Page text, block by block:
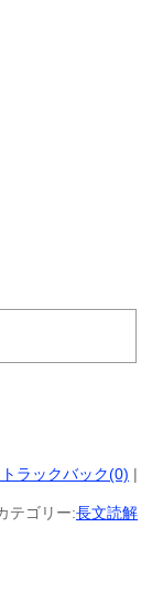
ラックバック(0) |
テゴリー:長文読解